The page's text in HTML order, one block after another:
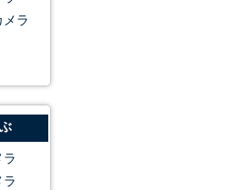
ラ